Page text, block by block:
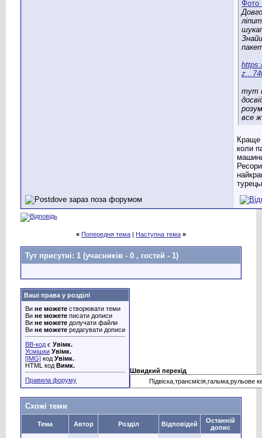
тут
все
Краще
коли
« Попередня тема | Наступна тема »
Тут присутні: 1 (учасників - 0 , гостей - 1)
Ваші права у розділі
Ви не можете створювати теми
Ви не можете писати дописи
Ви не можете долучати файли
Ви не можете редагувати дописи
BB-код є Увімк.
Усмішки Увімк.
[IMG] код Увімк.
HTML код Вимк.
Правила форуму
Швидкий перехід
Схожі теми
Тема Автор Розділ Відповідей
Останній
допис